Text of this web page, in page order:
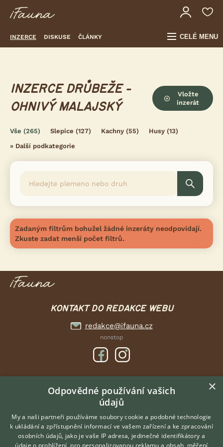
INZERCE DISKUSE ČLÁNKY CELÉ MENU
INZERCE DRŮBEŽE -
OHNIVÝ MALAJSKÝ
Vložte
inzerát
Vše (265) Slepice (127) Kachny (55) Husy (13)
» Další podkategorie
Zadaným filtrům bohužel žádné inzeráty neodpovídají.
Zkuste zadat menší počet filtrů.
KONTAKT DO REDAKCE WEBU
redakce@ifauna.cz
nonstop
DOMOVSKÁ STRÁNKA
INZERCE
DISKUSE
ČLÁNKY
×
Odpovědné používání vašich
údajů
My a naši partneři používáme soubory cookie a podobné technologie
k ukládání a zpřístupnění informací ve vašem zařízení a ke zpracování
osobních údajů, jako je vaše IP adresa, jedinečné identifikátory a
údaje o prohlížení, pro personalizovanou reklamu a obsah, měření